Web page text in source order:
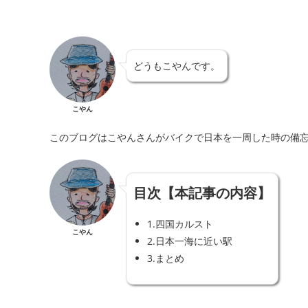
こやん
どうもこやんです。
このブログはこやんさんがバイクで日本を一周した時の備忘
こやん
目次【本記事の内容】
1.四国カルスト
2.日本一海に近い駅
3. まとめ